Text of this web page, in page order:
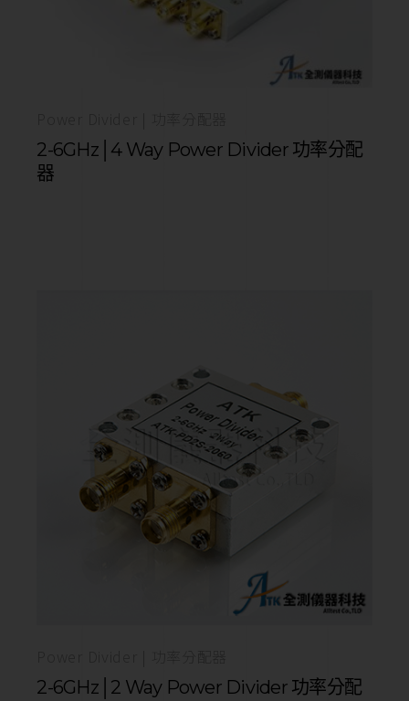
2-6GHz│4 Way Power Divider 功率分配
器
2-6GHz│2 Way Power Divider 功率分配